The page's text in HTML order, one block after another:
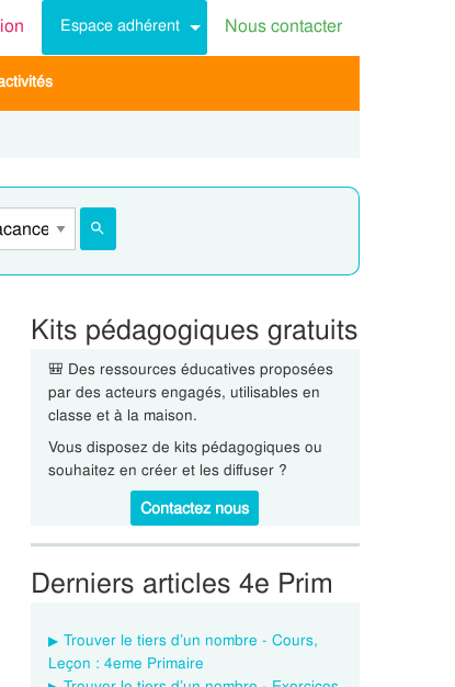
Espace adhérent Nous contacter
Kits pédagogiques gratuits
🎒 Des ressources éducatives proposées
par des acteurs engagés, utilisables en
classe et à la maison.
Vous disposez de kits pédagogiques ou
souhaitez en créer et les diffuser ?
Contactez nous
Derniers articles 4e Prim
Trouver le tiers d’un nombre - Cours,
Leçon : 4eme Primaire